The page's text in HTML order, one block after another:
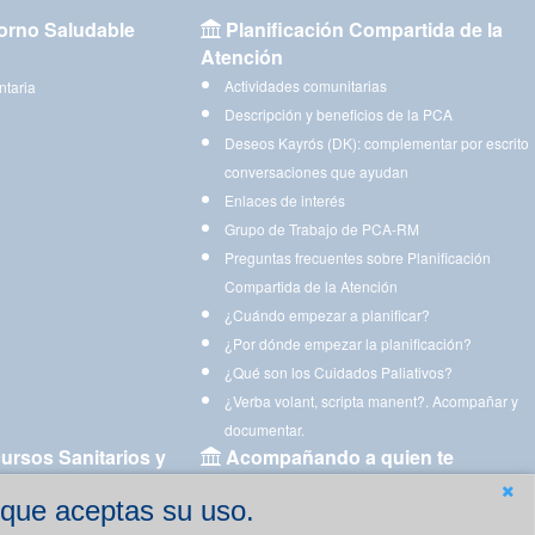
aceptas su uso.
Saludable
Planificación Compartida de la
Atención
Actividades comunitarias
Descripción y beneficios de la PCA
Deseos Kayrós (DK): complementar por escrito
conversaciones que ayudan
Enlaces de interés
Grupo de Trabajo de PCA-RM
Preguntas frecuentes sobre Planificación
Compartida de la Atención
¿Cuándo empezar a planificar?
¿Por dónde empezar la planificación?
¿Qué son los Cuidados Paliativos?
¿Verba volant, scripta manent?. Acompañar y
documentar.
Sanitarios y
Acompañando a quien te
Aplicaciones para descargar